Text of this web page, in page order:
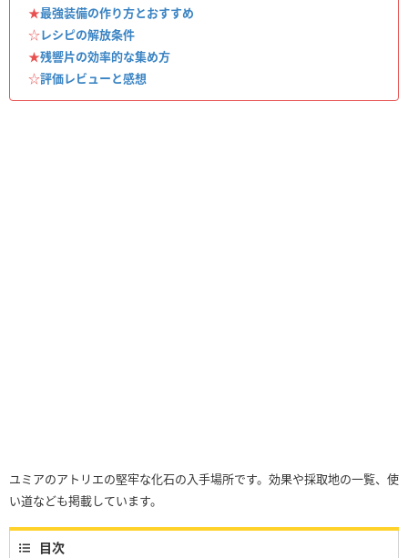
★最強装備の作り方とおすすめ
☆レシピの解放条件
★残響片の効率的な集め方
☆評価レビューと感想
ユミアのアトリエの堅牢な化石の入手場所です。効果や採取地の一覧、使
い道なども掲載しています。
目次